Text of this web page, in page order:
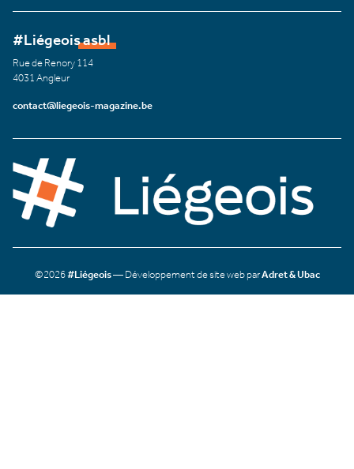
#Liégeois asbl
Rue de Renory 114
4031 Angleur
contact@liegeois-magazine.be
©2026#Liégeois— Développement de site web parAdret & Ubac